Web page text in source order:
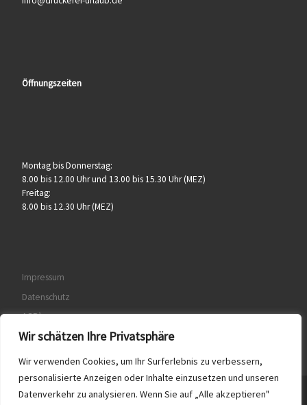
Wir schätzen Ihre Privatsphäre
Wir verwenden Cookies, um Ihr Surferlebnis zu verbessern,
personalisierte Anzeigen oder Inhalte einzusetzen und unseren
Datenverkehr zu analysieren. Wenn Sie auf „Alle akzeptieren"
Öffnungszeiten
Montag bis Donnerstag:
8.00 bis 12.00 Uhr und 13.00 bis 15.30 Uhr (MEZ)
Freitag:
8.00 bis 12.30 Uhr (MEZ)
Impressum
Datenschutz
AGB’s
© 2026Druckerei & Verlag K. Urlaub GmbH– Alle Rechte